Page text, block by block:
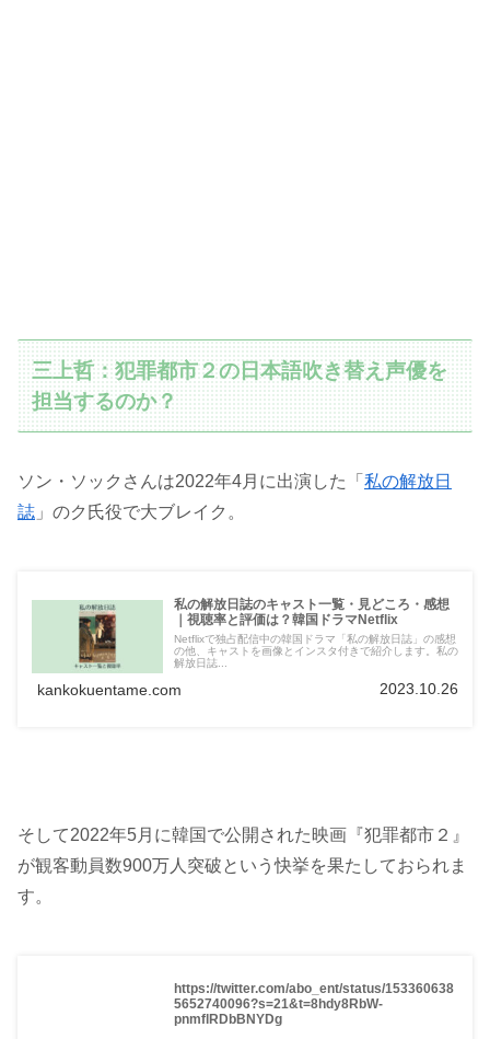
三上哲：犯罪都市２の日本語吹き替え声優を
担当するのか？
ソン・ソックさんは2022年4月に出演した「 私の解放日
誌 」のク氏役で大ブレイク。
私の解放日誌のキャスト一覧・見どころ・感想
｜視聴率と評価は？韓国ドラマNetflix
Netflixで独占配信中の韓国ドラマ「私の解放日誌」の感想
の他、キャストを画像とインスタ付きで紹介します。私の
解放日誌...
kankokuentame.com 2023.10.26
そして2022年5月に韓国で公開された映画『犯罪都市２』
が観客動員数900万人突破という快挙を果たしておられま
す。
https://twitter.com/abo_ent/status/153360638
5652740096?s=21&t=8hdy8RbW-
pnmflRDbBNYDg